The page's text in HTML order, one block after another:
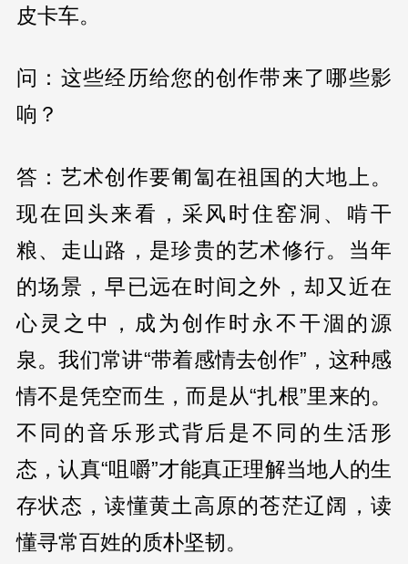
皮卡车。
问：这些经历给您的创作带来了哪些影
响？
答：艺术创作要匍匐在祖国的大地上。
现在回头来看，采风时住窑洞、啃干
粮、走山路，是珍贵的艺术修行。当年
的场景，早已远在时间之外，却又近在
心灵之中，成为创作时永不干涸的源
泉。我们常讲“带着感情去创作”，这种感
情不是凭空而生，而是从“扎根”里来的。
不同的音乐形式背后是不同的生活形
态，认真“咀嚼”才能真正理解当地人的生
存状态，读懂黄土高原的苍茫辽阔，读
懂寻常百姓的质朴坚韧。